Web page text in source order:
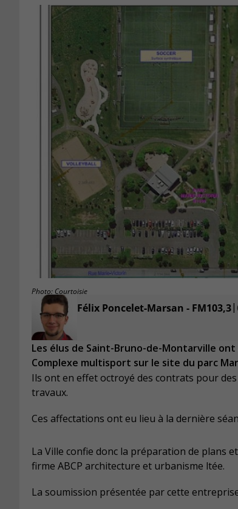
Photo: Courtoisie
Félix Poncelet-Marsan - FM103,3|
Les élus de Saint-Bruno-de-Montarville
Complexe multisport sur le site du parc
Ils ont en effet octroyé des contrats pour
travaux.
Ces affectations ont eu lieu à la dernière
La Ville confie donc la préparation de plans
firme ABCP architecture et urbanisme ltée.
La soumission présentée par cette